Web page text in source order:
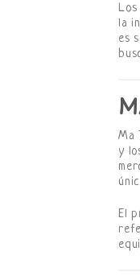
Los
la
es
Ma
y
El